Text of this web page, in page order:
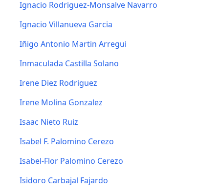
Ignacio Rodriguez-Monsalve Navarro
Ignacio Villanueva Garcia
Iñigo Antonio Martin Arregui
Inmaculada Castilla Solano
Irene Diez Rodriguez
Irene Molina Gonzalez
Isaac Nieto Ruiz
Isabel F. Palomino Cerezo
Isabel-Flor Palomino Cerezo
Isidoro Carbajal Fajardo